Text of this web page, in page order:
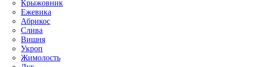
Крыжовник
Ежевика
Абрикос
Слива
Вишня
Укроп
Жимолость